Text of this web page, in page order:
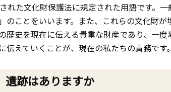
れた文化財保護法に規定された用語です。
ことをいいます。また、これらの文化財が
史を現在に伝える貴重な財産であり、一
えていくことが、現在の私たちの責務です。
遺跡はありますか